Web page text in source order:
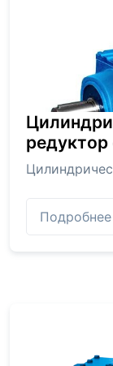
редуктор
Подробнее